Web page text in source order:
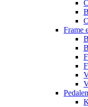
Frame
Pedalen